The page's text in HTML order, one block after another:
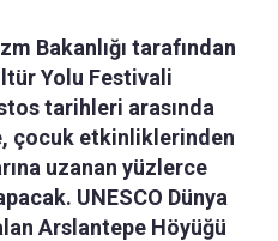
Bakanlığı tarafından
Yolu Festivali
tarihleri arasında
çocuk etkinliklerinden
uzanan yüzlerce
UNESCO Dünya
Arslantepe Höyüğü